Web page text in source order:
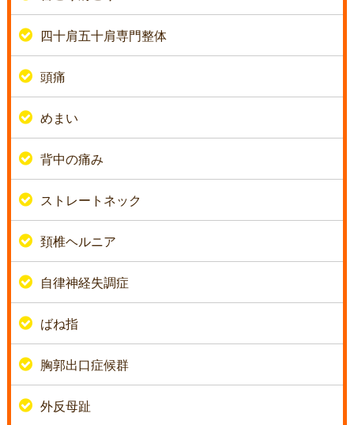
四十肩五十肩専門整体
頭痛
めまい
背中の痛み
ストレートネック
頚椎ヘルニア
自律神経失調症
ばね指
胸郭出口症候群
外反母趾